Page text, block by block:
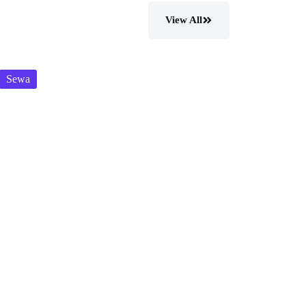
View All
Sewa